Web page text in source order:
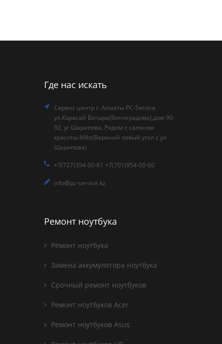
Где нас искать
Сервис центр г. Алматы PC-Service
ул.Карасай Батыра(Виноградова),дом 90-
92, уг Шарипова. Рядом с салоном
красоты Miks(Верхний левый угол с ул
Шарипова)
+7(727)354-00-61 +7(701)954-00-60
info@pc-service.kz
Ремонт ноутбука
Ремонт ноутбука
Замена аккумулятора ноутбука
Срочный ремонт ноутбуков
Ремонт ноутбуков Acer
Ремонт ноутбуков Asus